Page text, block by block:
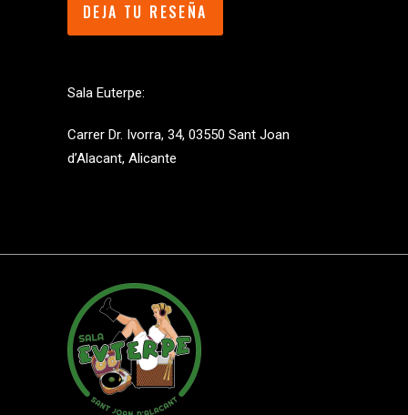
DEJA TU RESEÑA
Sala Euterpe:
Carrer Dr. Ivorra, 34, 03550 Sant Joan
d’Alacant, Alicante